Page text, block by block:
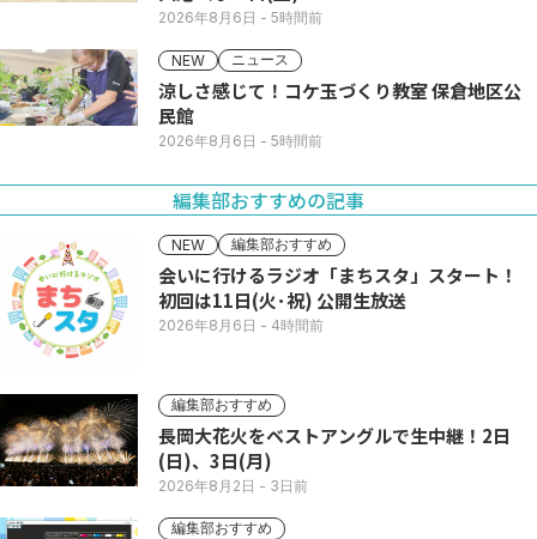
2026年8月6日 - 5時間前
NEW ニュース
涼しさ感じて！コケ玉づくり教室 保倉地区公
民館
2026年8月6日 - 5時間前
編集部おすすめの記事
NEW 編集部おすすめ
会いに行けるラジオ「まちスタ」スタート！
初回は11日(火･祝) 公開生放送
2026年8月6日 - 4時間前
編集部おすすめ
長岡大花火をベストアングルで生中継！2日
(日)、3日(月)
2026年8月2日 - 3日前
編集部おすすめ